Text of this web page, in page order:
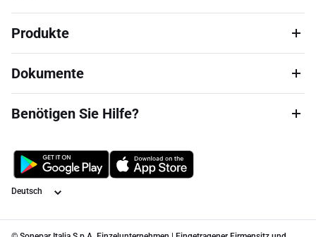
Produkte
Dokumente
Benötigen Sie Hilfe?
Sprache